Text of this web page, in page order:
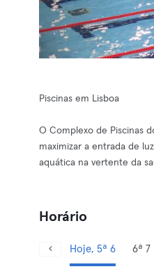
Piscinas em Lisboa
O Complexo de Piscinas
maximizar a entrada de
aquática na vertente da
Horário
Hoje, 5ª 6 6ª 7